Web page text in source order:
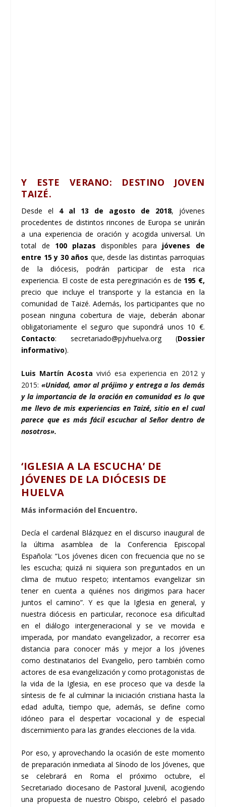
Y ESTE VERANO: DESTINO JOVEN
TAIZÉ.
Desde el 4 al 13 de agosto de 2018, jóvenes
procedentes de distintos rincones de Europa se unirán
a una experiencia de oración y acogida universal. Un
total de 100 plazas disponibles para jóvenes de
entre 15 y 30 años que, desde las distintas parroquias
de la diócesis, podrán participar de esta rica
experiencia. El coste de esta peregrinación es de 195 €,
precio que incluye el transporte y la estancia en la
comunidad de Taizé. Además, los participantes que no
posean ninguna cobertura de viaje, deberán abonar
obligatoriamente el seguro que supondrá unos 10 €.
Contacto: secretariado@pjvhuelva.org (Dossier
informativo).
Luis Martín Acosta vivió esa experiencia en 2012 y
2015:«Unidad, amor al prójimo y entrega a los demás
y la importancia de la oración en comunidad es lo que
me llevo de mis experiencias en Taizé, sitio en el cual
parece que es más fácil escuchar al Señor dentro de
nosotros».
‘IGLESIA A LA ESCUCHA’ DE
JÓVENES DE LA DIÓCESIS DE
HUELVA
Más información del Encuentro.
Decía el cardenal Blázquez en el discurso inaugural de
la última asamblea de la Conferencia Episcopal
Española: “Los jóvenes dicen con frecuencia que no se
les escucha; quizá ni siquiera son preguntados en un
clima de mutuo respeto; intentamos evangelizar sin
tener en cuenta a quiénes nos dirigimos para hacer
juntos el camino”. Y es que la Iglesia en general, y
nuestra diócesis en particular, reconoce esa dificultad
en el diálogo intergeneracional y se ve movida e
imperada, por mandato evangelizador, a recorrer esa
distancia para conocer más y mejor a los jóvenes
como destinatarios del Evangelio, pero también como
actores de esa evangelización y como protagonistas de
la vida de la Iglesia, en ese proceso que va desde la
síntesis de fe al culminar la iniciación cristiana hasta la
edad adulta, tiempo que, además, se define como
idóneo para el despertar vocacional y de especial
discernimiento para las grandes elecciones de la vida.
Por eso, y aprovechando la ocasión de este momento
de preparación inmediata al Sínodo de los Jóvenes, que
se celebrará en Roma el próximo octubre, el
Secretariado diocesano de Pastoral Juvenil, acogiendo
una propuesta de nuestro Obispo, celebró el pasado